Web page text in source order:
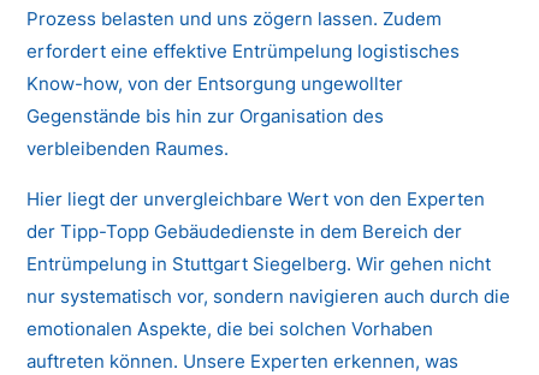
Prozess belasten und uns zögern lassen. Zudem
erfordert eine effektive Entrümpelung logistisches
Know-how, von der Entsorgung ungewollter
Gegenstände bis hin zur Organisation des
verbleibenden Raumes.
Hier liegt der unvergleichbare Wert von den Experten
der Tipp-Topp Gebäudedienste in dem Bereich der
Entrümpelung in Stuttgart Siegelberg. Wir gehen nicht
nur systematisch vor, sondern navigieren auch durch die
emotionalen Aspekte, die bei solchen Vorhaben
auftreten können. Unsere Experten erkennen, was